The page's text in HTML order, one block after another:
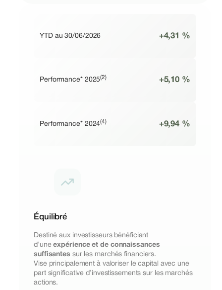
YTD au 30/06/2026 +4,31 %
Performance* 2025(2) +5,10 %
Performance* 2024(4) +9,94 %
Équilibré
Destiné aux investisseurs bénéficiant
d’uneexpérience et de connaissances
suffisantes sur les marchés financiers.
Vise principalement à valoriser le capital avec une
part significative d’investissements sur les marchés
actions.